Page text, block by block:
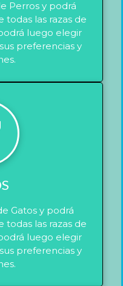
Perros y podrá
las razas de
luego elegir
preferencias y
Gatos y podrá
las razas de
luego elegir
preferencias y